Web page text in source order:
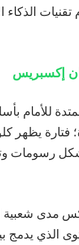
إكسبريس
للأمام
فتارة يظهر
رسومات
مدى شعبية
الذي يدمج